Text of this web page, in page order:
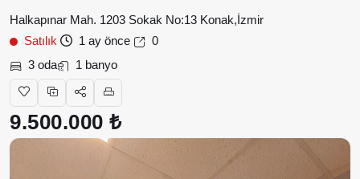
Halkapınar Mah. 1203 Sokak No:13 Konak,İzmir
Satılık
1 ay önce
0
3 oda
1 banyo
9.500.000 ₺